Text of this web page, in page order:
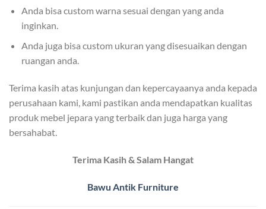
Anda bisa custom warna sesuai dengan yang anda
inginkan.
Anda juga bisa custom ukuran yang disesuaikan dengan
ruangan anda.
Terima kasih atas kunjungan dan kepercayaanya anda kepada
perusahaan kami, kami pastikan anda mendapatkan kualitas
produk mebel jepara yang terbaik dan juga harga yang
bersahabat.
Terima Kasih & Salam Hangat
Bawu Antik Furniture